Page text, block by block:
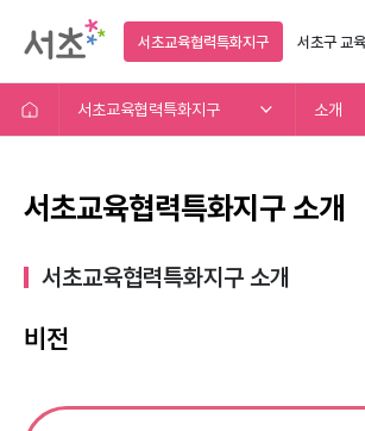
서초교육협력특화지구 서초구교
서초교육협력특화지구 소개
서초교육협력특화지구 소개
서초교육협력특화지구 소개​
비전